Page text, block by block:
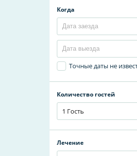
Когда
Точные даты не
Количество гостей
1 Гость
Лечение